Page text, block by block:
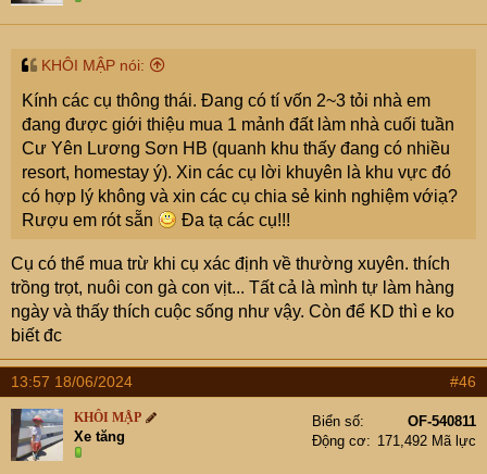
n
s
KHÔI MẬP nói:
Kính các cụ thông thái. Đang có tí vốn 2~3 tỏi nhà em
đang được giới thiệu mua 1 mảnh đất làm nhà cuối tuần
Cư Yên Lương Sơn HB (quanh khu thấy đang có nhiều
resort, homestay ý). Xin các cụ lời khuyên là khu vực đó
có hợp lý không và xin các cụ chia sẻ kinh nghiệm vớiạ?
Rượu em rót sẵn
Đa tạ các cụ!!!
Cụ có thể mua trừ khi cụ xác định về thường xuyên. thích
trồng trọt, nuôi con gà con vịt... Tất cả là mình tự làm hàng
ngày và thấy thích cuộc sống như vậy. Còn để KD thì e ko
biết đc
13:57 18/06/2024 #46
KHÔI MẬP
Xe tăng
Biển số
OF-540811
Động cơ
171,492 Mã lực